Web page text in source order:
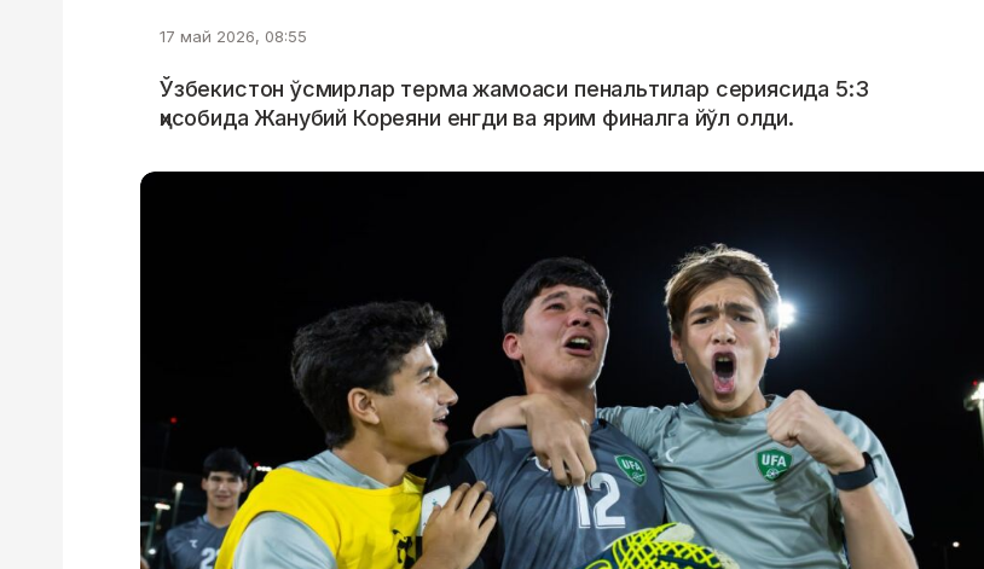
17 май 2026, 08:55
Ўзбекистон ўсмирлар терма жамоаси пенальтилар сериясида 5:3
ҳисобида Жанубий Кореяни енгди ва ярим финалга йўл олди.